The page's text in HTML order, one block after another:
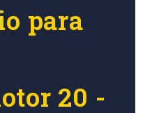
para
20 -